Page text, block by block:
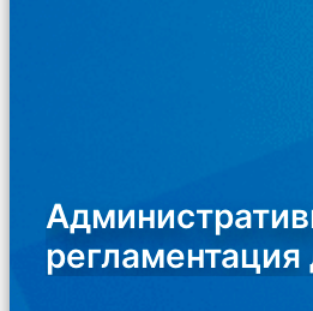
регламентация